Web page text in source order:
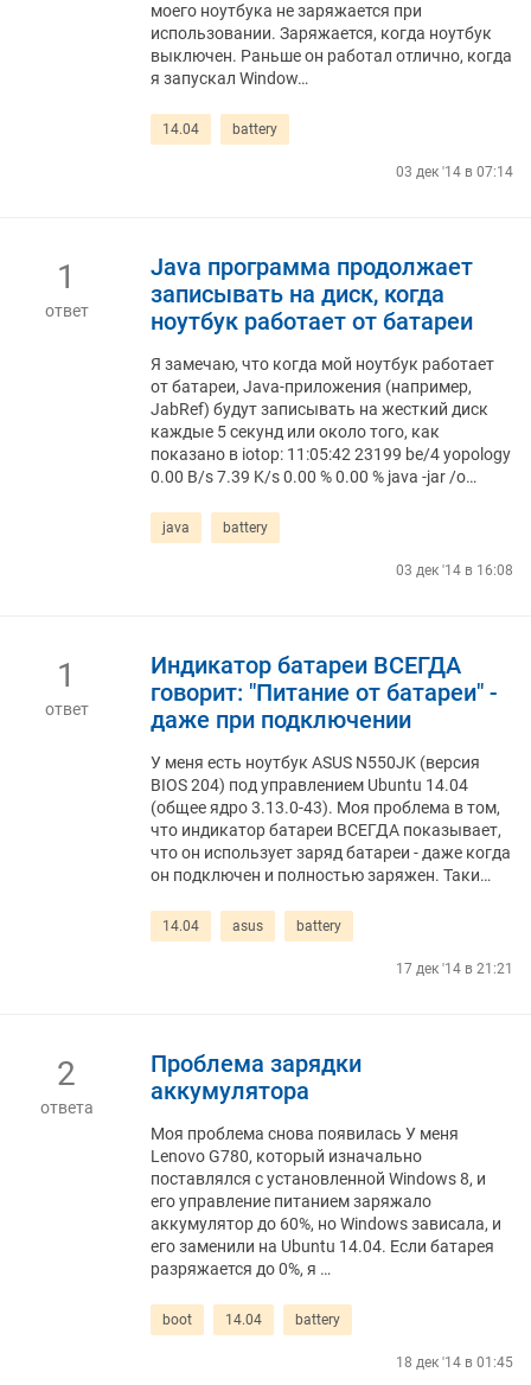
моего ноутбука не заряжается при
использовании. Заряжается, когда ноутбук
выключен. Раньше он работал отлично, когда
я запускал Window…
14.04 battery
03 дек '14 в 07:14
1
ответ
Java программа продолжает
записывать на диск, когда
ноутбук работает от батареи
Я замечаю, что когда мой ноутбук работает
от батареи, Java-приложения (например,
JabRef) будут записывать на жесткий диск
каждые 5 секунд или около того, как
показано в iotop: 11:05:42 23199 be/4 yopology
0.00 B/s 7.39 K/s 0.00 % 0.00 % java -jar /o…
java battery
03 дек '14 в 16:08
1
ответ
Индикатор батареи ВСЕГДА
говорит: "Питание от батареи" -
даже при подключении
У меня есть ноутбук ASUS N550JK (версия
BIOS 204) под управлением Ubuntu 14.04
(общее ядро ​​3.13.0-43). Моя проблема в том,
что индикатор батареи ВСЕГДА показывает,
что он использует заряд батареи - даже когда
он подключен и полностью заряжен. Таки…
14.04 asus battery
17 дек '14 в 21:21
2
ответа
Проблема зарядки
аккумулятора
Моя проблема снова появилась У меня
Lenovo G780, который изначально
поставлялся с установленной Windows 8, и
его управление питанием заряжало
аккумулятор до 60%, но Windows зависала, и
его заменили на Ubuntu 14.04. Если батарея
разряжается до 0%, я …
boot 14.04 battery
18 дек '14 в 01:45